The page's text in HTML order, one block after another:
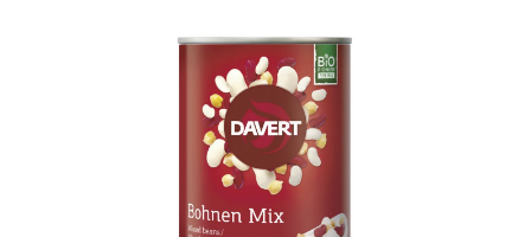
Bildergalerie überspringen